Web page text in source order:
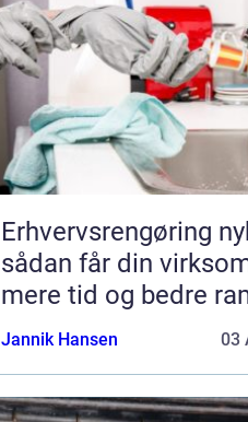
Erhvervsrengøring
sådan får din
mere tid og bedre
Jannik Hansen 03